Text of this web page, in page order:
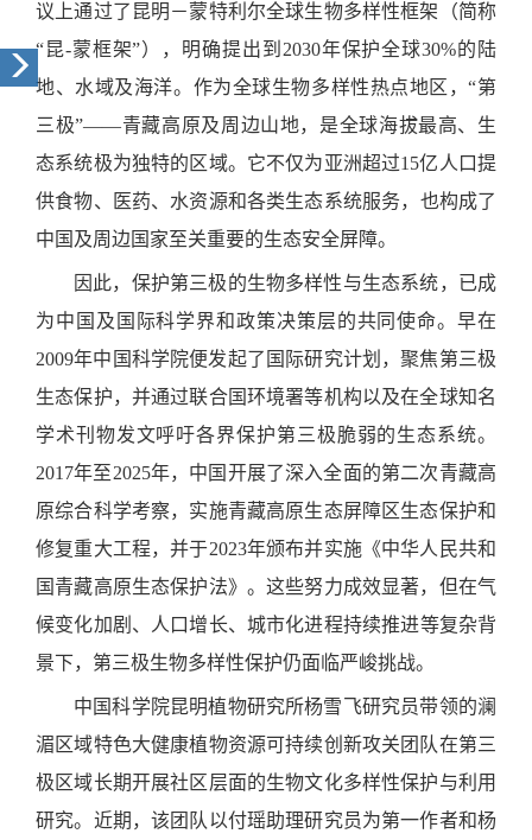
议上通过了昆明 －蒙特利尔全球生物多样性框架（简称
“昆-蒙框架”），明确提出到 2030年保护全球30%的陆
地、 水域及海洋。作为全球生物多样性热点地区，“第
三极”——青藏高原及周边山地，是全球海拔最高、生
态系统极为独特的区域。它不仅为亚洲超过15亿人口提
供食物、 医药、 水资源和各类生态系统服务，也构成了
中国及周边国家至关重要的生态安全屏障。
因此，保护第三极的生物多样性与生态系统，已成
为中国及国际科学界和政策决策层的共同使命。早在
2009年中国科学院便发起了国际研究计划，聚焦第三极
生态保护，并通过联合国环境署等机构以及在全球知名
学术刊物发文呼吁各界保护第三极脆弱的生态系统。
2017年至2025年，中国开展了深入全面的第二次青藏高
原综合科学考察，实施青藏高原生态屏障区生态保护和
修复重大工程，并于2023年颁布并实施《中华人民共和
国青藏高原生态保护法》。这些努力成效显著，但在气
候变化加剧 、 人口增长、 城市化进程持续推进等复杂背
景下，第三极生物多样性保护仍面临严峻挑战。
中国科学院昆明植物研究所杨雪飞研究员带领的澜
湄区域特色大健康植物资源可持续创新攻关团队在第三
极区域长期开展社区层面的生物文化多样性保护与利用
研究。近期，该团队以付瑶助理研究员为第一作者和杨